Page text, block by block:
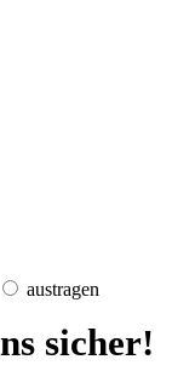
austragen
sicher!